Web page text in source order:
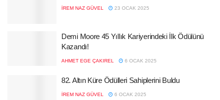
İREM NAZ GÜVEL 23 OCAK 2025
Demi Moore 45 Yıllık Kariyerindeki İlk Ödülünü
Kazandı!
AHMET EGE ÇAKIREL 6 OCAK 2025
82. Altın Küre Ödülleri Sahiplerini Buldu
İREM NAZ GÜVEL 6 OCAK 2025